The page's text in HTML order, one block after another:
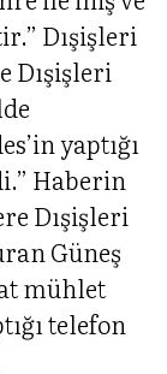
Dışişleri
Dışişleri
yaptığı
Haberin
Dışişleri
Güneş
mühlet
telefon